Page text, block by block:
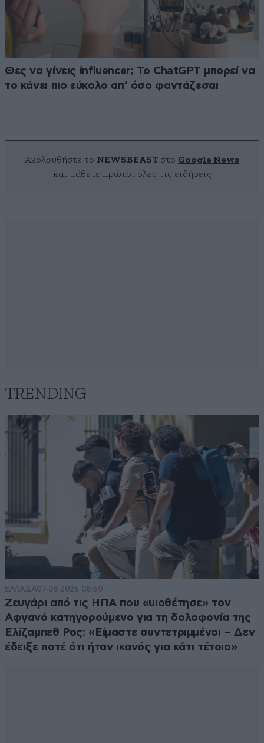
Θες να γίνεις influencer; Το ChatGPT μπορεί να
το κάνει πιο εύκολο απ’ όσο φαντάζεσαι
Ακολουθήστε το NEWSBEAST στο Google News
και μάθετε πρώτοι όλες τις ειδήσεις
TRENDING
ΕΛΛΑΔΑ07·08·2026 08:50
Ζευγάρι από τις ΗΠΑ που «υιοθέτησε» τον
Αφγανό κατηγορούμενο για τη δολοφονία της
Ελίζαμπεθ Ρος: «Είμαστε συντετριμμένοι – Δεν
έδειξε ποτέ ότι ήταν ικανός για κάτι τέτοιο»